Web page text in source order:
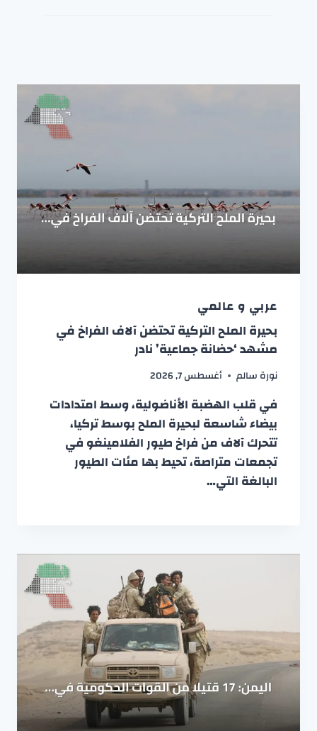
عربي و عالمي
بحيرة الملح التركية تحتضن آلاف الفراخ في
مشهد ‘حضانة جماعية’ نادر
نورة سالم أغسطس 7, 2026
في قلب الهضبة الأناضولية، وسط امتدادات
بيضاء شاسعة لبحيرة الملح بوسط تركيا،
تتحرك آلاف من فراخ طيور الفلامينغو في
تجمعات متراصة، تحيط بها مئات الطيور
البالغة التي…